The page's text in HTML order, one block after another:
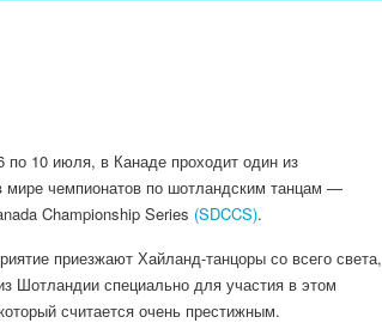
по 10 июля, в Канаде проходит один из
мире чемпионатов по шотландским танцам —
Championship Series (SDCCS).
приезжают Хайланд-танцоры со всего света,
Шотландии специально для участия в этом
считается очень престижным.